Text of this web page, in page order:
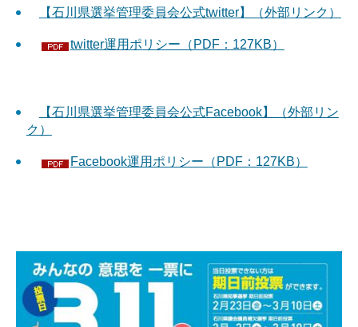
【石川県選挙管理委員会公式twitter】（外部リンク）
twitter運用ポリシー（PDF：127KB）
【石川県選挙管理委員会公式Facebook】（外部リン
ク）
Facebook運用ポリシー（PDF：127KB）